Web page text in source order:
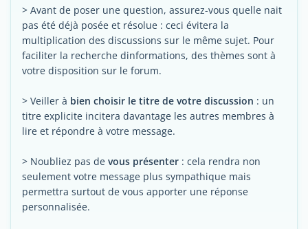
> Avant de poser une question, assurez-vous quelle nait
pas été déjà posée et résolue : ceci évitera la
multiplication des discussions sur le même sujet. Pour
faciliter la recherche dinformations, des thèmes sont à
votre disposition sur le forum.
> Veiller à bien choisir le titre de votre discussion : un
titre explicite incitera davantage les autres membres à
lire et répondre à votre message.
> Noubliez pas de vous présenter : cela rendra non
seulement votre message plus sympathique mais
permettra surtout de vous apporter une réponse
personnalisée.